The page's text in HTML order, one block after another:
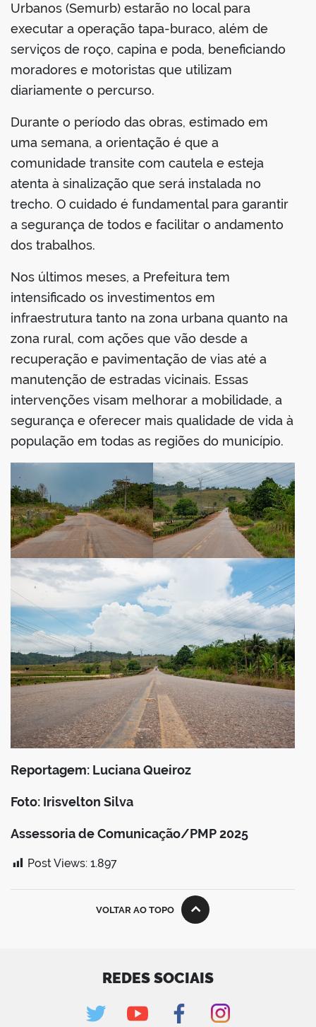
Urbanos (Semurb) estarão no local para
executar a operação tapa-buraco, além de
serviços de roço, capina e poda, beneficiando
moradores e motoristas que utilizam
diariamente o percurso.
Durante o período das obras, estimado em
uma semana, a orientação é que a
comunidade transite com cautela e esteja
atenta à sinalização que será instalada no
trecho. O cuidado é fundamental para garantir
a segurança de todos e facilitar o andamento
dos trabalhos.
Nos últimos meses, a Prefeitura tem
intensificado os investimentos em
infraestrutura tanto na zona urbana quanto na
zona rural, com ações que vão desde a
recuperação e pavimentação de vias até a
manutenção de estradas vicinais. Essas
intervenções visam melhorar a mobilidade, a
segurança e oferecer mais qualidade de vida à
população em todas as regiões do município.
Reportagem: Luciana Queiroz
Foto: Irisvelton Silva
Assessoria de Comunicação/PMP 2025
Post Views: 1.897
VOLTAR AO TOPO
REDES SOCIAIS